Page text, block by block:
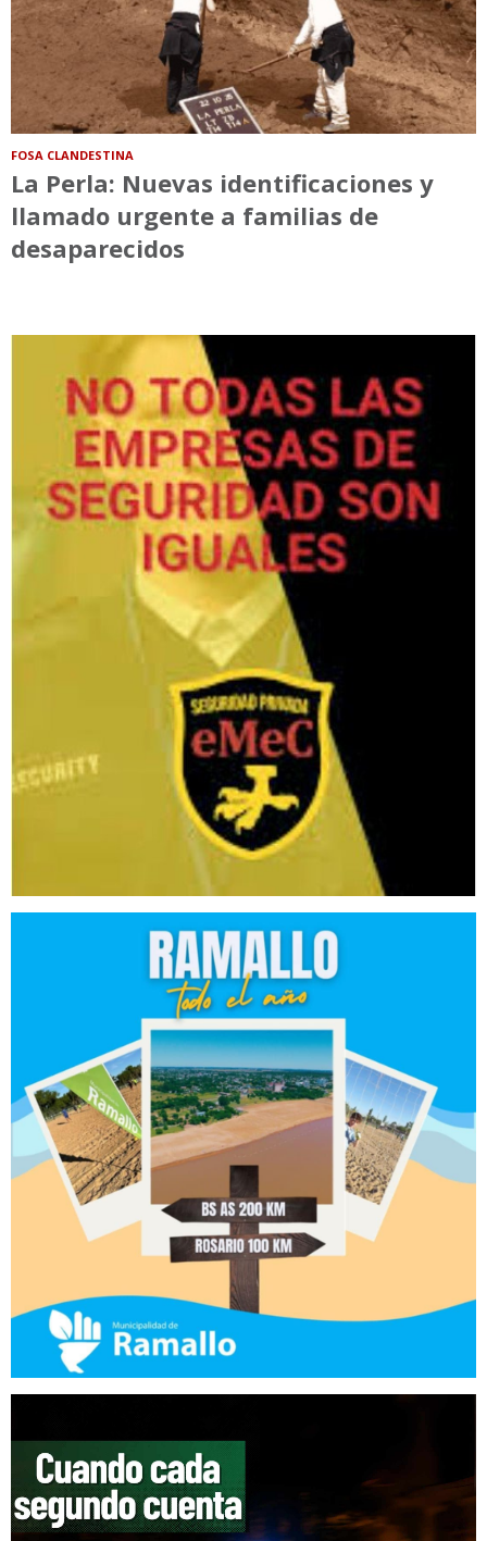
FOSA CLANDESTINA
La Perla: Nuevas identificaciones y
llamado urgente a familias de
desaparecidos